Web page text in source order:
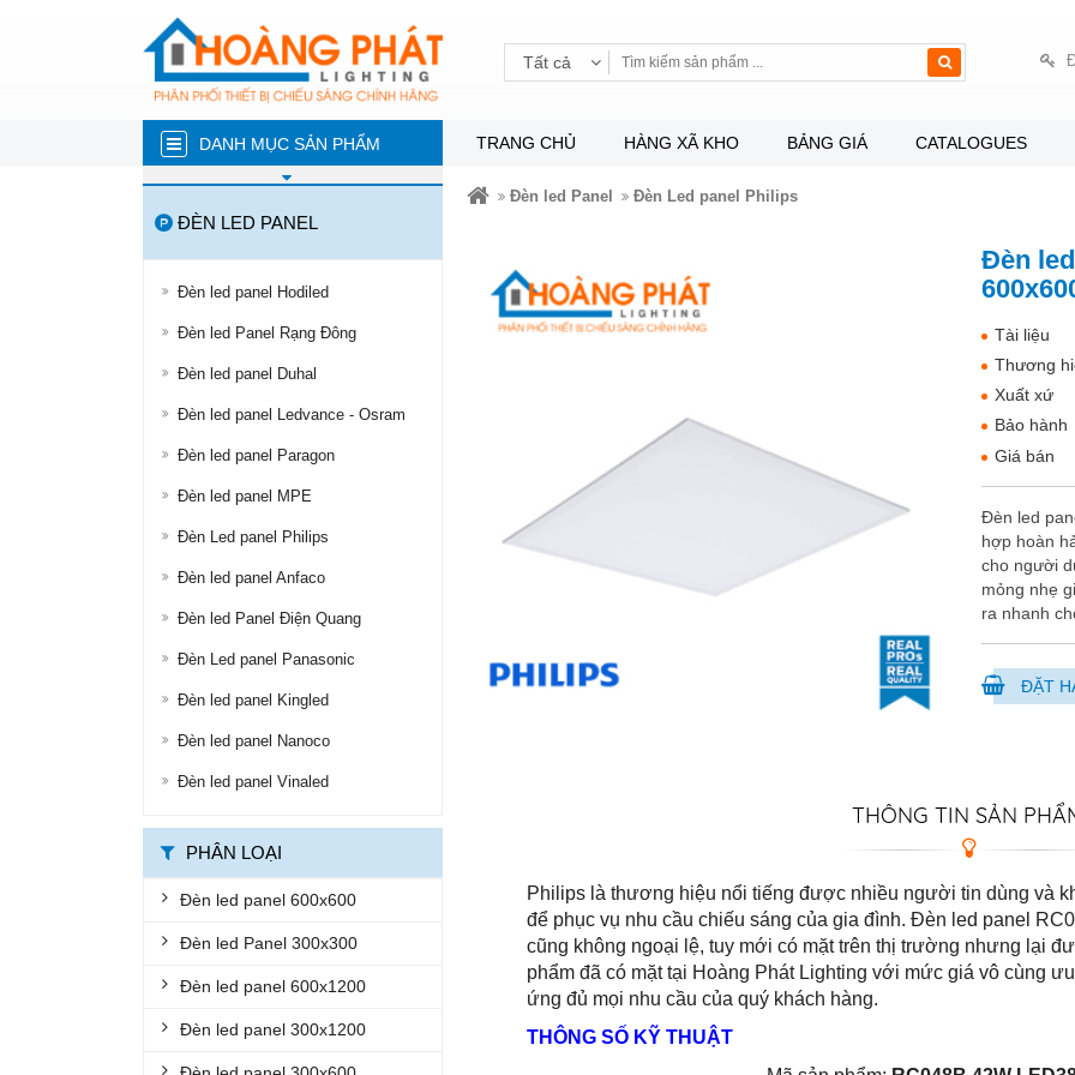
Tất cả
DANH MỤC SẢN PHẨM
ĐÈN NĂNG LƯỢNG MẶT TRỜI
ĐÈN LED TRÒN
ĐÈN BÁN NGUYỆT
ĐÈN PHA
ĐÈN LED NHÀ XƯỞNG
ĐÈN ĐƯỜNG LED
ĐÈN LED ỐP TRẦN
ĐÈN LED PANEL
ĐÈN THÔNG MINH
ĐÈN CHỐNG CHÁY NỔ
ĐÈN EXIT
ĐÈN KHẨN CẤP
BỘ ĐÈN LED TUÝP
TRANG CHỦ HÀNG XÃ KHO BẢNG GIÁ CATALOGUES
ĐÈN LED PANEL
Đèn led panel Hodiled
Đèn led Panel Rạng Đông
Đèn led panel Duhal
Đèn led panel Ledvance - Osram
Đèn led panel Paragon
Đèn led panel MPE
Đèn Led panel Philips
Đèn led panel Anfaco
Đèn led Panel Điện Quang
Đèn Led panel Panasonic
Đèn led panel Kingled
Đèn led panel Nanoco
Đèn led panel Vinaled
PHÂN LOẠI
Đèn led panel 600x600
Đèn led Panel 300x300
Đèn led panel 600x1200
Đèn led panel 300x1200
Đèn led Panel Đèn Led panel Philips
Đèn
Tài liệu
Thương
Xuất xứ
Bảo hành
Giá bán
Đèn led
hợp hoàn
cho người
mỏng nhẹ
ra nhanh
ĐẶT
THÔNG TIN SẢN
Philips là thương hiệu nổi tiếng được nhiều người tin dùng và
để phục vụ nhu cầu chiếu sáng của gia đình. Đèn led panel
cũng không ngoại lệ, tuy mới có mặt trên thị trường nhưng lại
phẩm đã có mặt tại Hoàng Phát Lighting với mức giá vô cùng
ứng đủ mọi nhu cầu của quý khách hàng.
THÔNG SỐ KỸ THUẬT